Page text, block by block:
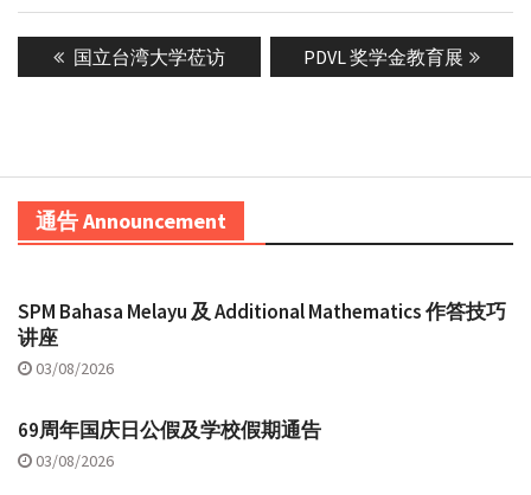
navigation
Previous
post:
国立台湾大学莅访
Next
post:
PDVL 奖学金教育展
通告 Announcement
SPM Bahasa Melayu 及 Additional Mathematics 作答技巧
讲座
03/08/2026
69周年国庆日公假及学校假期通告
03/08/2026